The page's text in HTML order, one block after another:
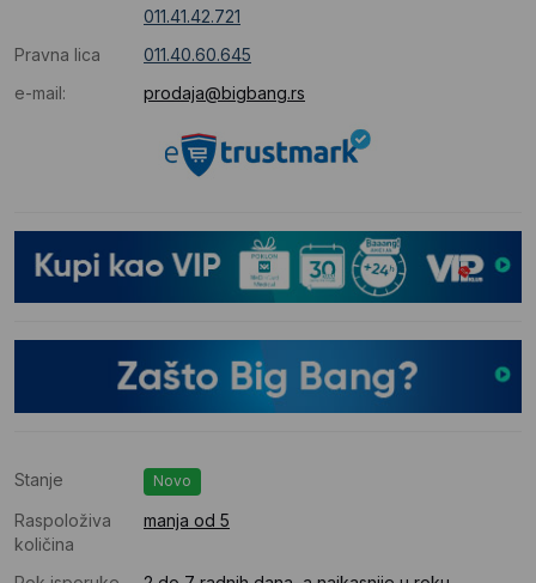
011.41.42.721
Pravna lica
011.40.60.645
e-mail:
prodaja@bigbang.rs
Stanje Novo
Raspoloživa
količina
manja od 5